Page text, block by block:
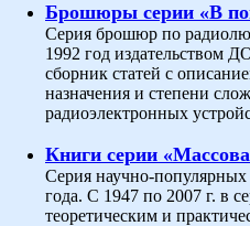
Брошюры серии «В
Серия брошюр по
1992 год издательством
сборник статей с
назначения и степени
радиоэлектронных
Книги серии
Серия научно-
года. С 1947 по 2007 г. в
теоретическим и